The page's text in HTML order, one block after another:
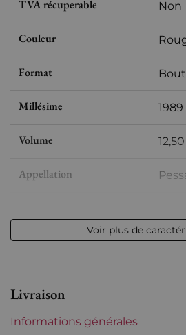
TVA récuperable Non
Couleur
Format
Millésime 1989
Volume
Appellation
Etiquette
Voir plus de
Livraison
Informations générales